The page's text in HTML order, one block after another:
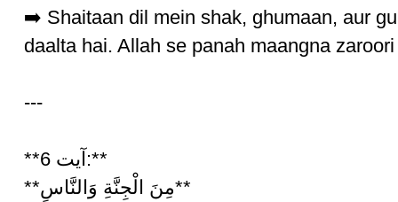
➡️ Shaitaan dil mein shak, ghumaan, aur
daalta hai. Allah se panah maangna
---
**آیت 6:**
**مِنَ الْجِنَّةِ وَالنَّاسِ**